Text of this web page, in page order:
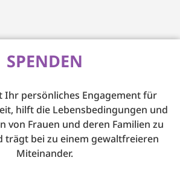
SPENDEN
Ihr persönliches Engagement für
hilft die Lebensbedingungen und
von Frauen und deren Familien zu
trägt bei zu einem gewaltfreieren
Miteinander.